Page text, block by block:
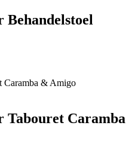
Behandelstoel
Tabouret Caramba